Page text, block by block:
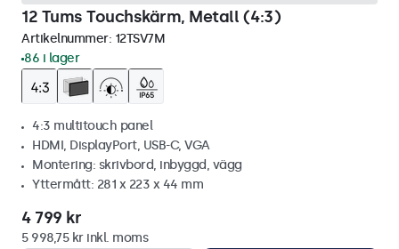
12 Tums Touchskärm, Metall (4:3)
Artikelnummer: 12TSV7M
86 i lager
4:3 multitouch panel
HDMI, DisplayPort, USB-C, VGA
Montering: skrivbord, inbyggd, vägg
Yttermått: 281 x 223 x 44 mm
4 799 kr
5 998,75 kr inkl. moms